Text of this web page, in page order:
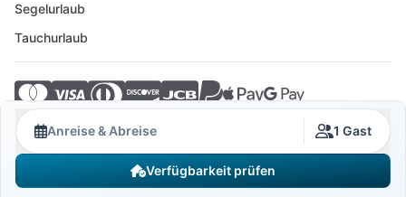
Anreise & Abreise 1 Gast
Verfügbarkeit prüfen
Segelurlaub
Tauchurlaub
© 2026 Crovillas GmbH